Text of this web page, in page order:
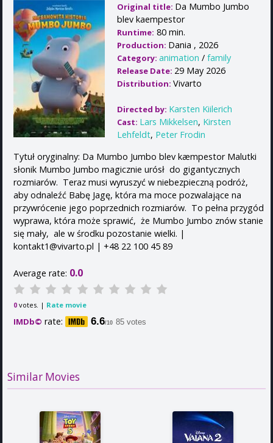
Original title: Da Mumbo Jumbo
blev kaempestor
Runtime: 80 min.
Production: Dania , 2026
Category: animation / family
Release Date: 29 May 2026
Distribution: Vivarto
Directed by: Karsten Kiilerich
Cast: Lars Mikkelsen, Kirsten
Lehfeldt, Peter Frodin
Tytuł oryginalny: Da Mumbo Jumbo blev kæmpestor Malutki
słonik Mumbo Jumbo magicznie urósł do gigantycznych
rozmiarów. Teraz musi wyruszyć w niebezpieczną podróż,
aby odnaleźć Babę Jagę, która ma moce pozwalające na
przywrócenie jego poprzednich rozmiarów. To pełna przygód
wyprawa, która może sprawić, że Mumbo Jumbo znów stanie
się mały, ale w środku pozostanie wielki. |
kontakt1@vivarto.pl | +48 22 100 45 89
Average rate: 0.0
0 votes. | Rate movie
IMDb© rate: 6.6/10 85 votes
Similar Movies